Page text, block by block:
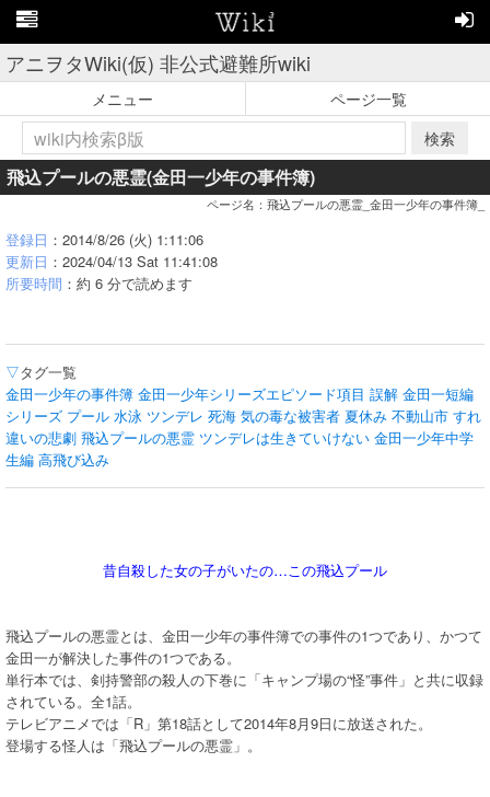
アニヲタWiki(仮) 非公式避難所wiki
メニュー
ページ一覧
検索
飛込プールの悪霊(金田一少年の事件簿)
ページ名：飛込プールの悪霊_金田一少年の事件簿_
登録日 ：2014/8/26 (火) 1:11:06
更新日 ：2024/04/13 Sat 11:41:08
所要時間 ：約 6 分で読めます
▽タグ一覧
金田一少年の事件簿 金田一少年シリーズエピソード項目 誤解 金田一短編
シリーズ プール 水泳 ツンデレ 死海 気の毒な被害者 夏休み 不動山市 すれ
違いの悲劇 飛込プールの悪霊 ツンデレは生きていけない 金田一少年中学
生編 高飛び込み
昔自殺した女の子がいたの…この飛込プール
飛込プールの悪霊とは、金田一少年の事件簿での事件の1つであり、かつて
金田一が解決した事件の1つである。
単行本では、剣持警部の殺人の下巻に「キャンプ場の“怪”事件」と共に収録
されている。全1話。
テレビアニメでは「R」第18話として2014年8月9日に放送された。
登場する怪人は「飛込プールの悪霊」。